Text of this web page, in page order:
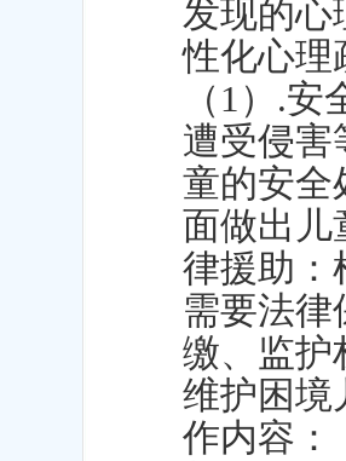
发现的心
性化心理
（1）.
遭受侵害
童的安全
面做出儿
律援助：
需要法律
缴、监护
维护困境
作内容：